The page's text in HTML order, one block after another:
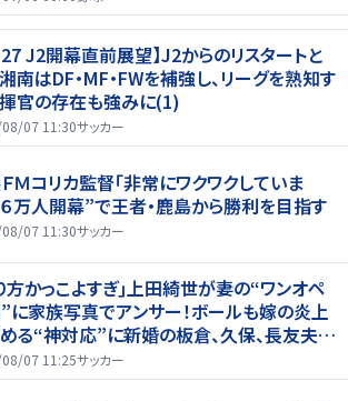
27 J2開幕直前展望】J2からのリスタートと
南はDF・MF・FWを補強し、リーグを熟知す
官の存在も強みに(1)
07 11:30サッカー
Ｍコリカ監督「非常にワクワクしていま
６万人開幕”で王者・鹿島から勝利を目指す
07 11:30サッカー
方かっこよすぎ｣上田綺世が妻の“ワンオペ
に家族写真でアンサー！ボールも嫁の炎上
る“神対応”に新婚の板倉、久保、長友夫妻
ル！
07 11:25サッカー